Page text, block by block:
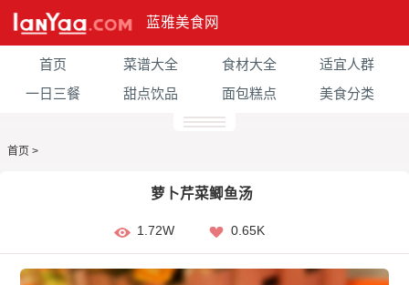
蓝雅美食网
首页 菜谱大全 食材大全
适宜人群
一日三餐
甜点饮品 面包糕点 美食分类
首页 >
萝卜芹菜鲫鱼汤
1.72W 0.65K